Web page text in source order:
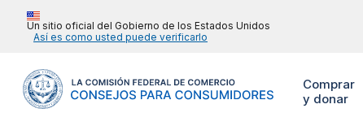
Un sitio oficial del Gobierno de los Estados Unidos
Así es como usted puede verificarlo
Comprar
y donar